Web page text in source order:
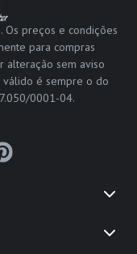
preços e condições
para compras
alteração sem aviso
válido é sempre o do
0001-04.